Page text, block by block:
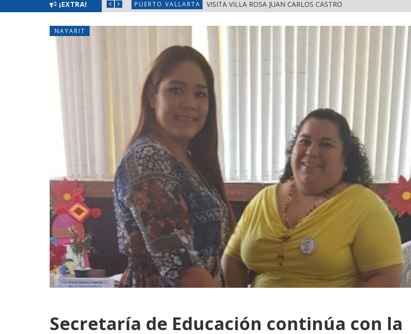
¡EXTRA!
DE BAHÍA DE BANDERAS PUERTO VALLARTA VISITA VILLA ROSA JUAN CARLOS CASTRO
NAYARIT
Secretaría de Educación continúa con la